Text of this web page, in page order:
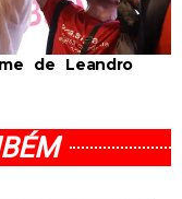
de Leandro